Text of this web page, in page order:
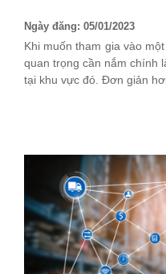
Ngày đăng: 05/01/2023
Khi muốn tham gia vào
quan trọng cần nắm chính
tại khu vực đó. Đơn giản